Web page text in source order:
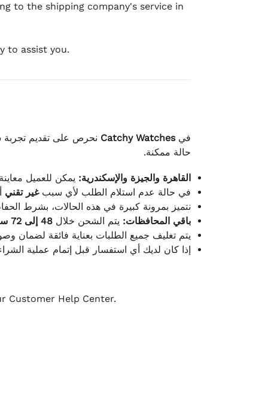
to the shipping company's service in
to assist you.
فيCatchy Watches نحرص على تقديم تجربة
حالة ممكنة.
القاهرة والجيزة والإسكندرية: يمكن للعميل
في حالة عدم استلام الطلب لأي سببغير تقني
نتميز بمرونة كبيرة في هذه الحالات، بشرط
باقي المحافظات: يتم الشحن خلال 48 إلى 72 ساعة
يتم تغليف جميع الطلبات بعناية فائقة لضمان
إذا كان لديك أي استفسار قبل إتمام عملية
Customer Help Center.